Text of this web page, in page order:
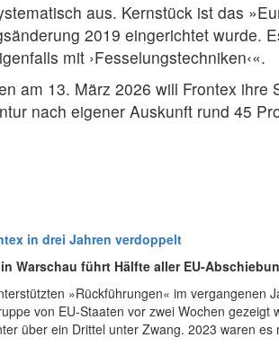
aus. Kernstück ist das
2019 eingerichtet wurde.
mit ›Fesselungstechniken‹«.
am 13. März 2026 will Frontex
nach eigener Auskunft rund 45
in drei Jahren verdoppelt
Warschau führt Hälfte aller EU-
»Rückführungen« im vergangenen
von EU-Staaten vor zwei Wochen
über ein Drittel unter Zwang. 2023 waren